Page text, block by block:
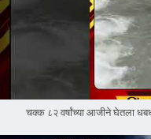
चक्क ८२ वर्षांच्या आजीने घेतला